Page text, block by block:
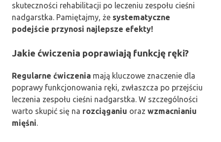
skuteczności rehabilitacji po leczeniu zespołu cieśni
nadgarstka. Pamiętajmy, że systematyczne
podejście przynosi najlepsze efekty!
Jakie ćwiczenia poprawiają funkcję ręki?
Regularne ćwiczenia mają kluczowe znaczenie dla
poprawy funkcjonowania ręki, zwłaszcza po przejściu
leczenia zespołu cieśni nadgarstka. W szczególności
warto skupić się na rozciąganiu oraz wzmacnianiu
mięśni